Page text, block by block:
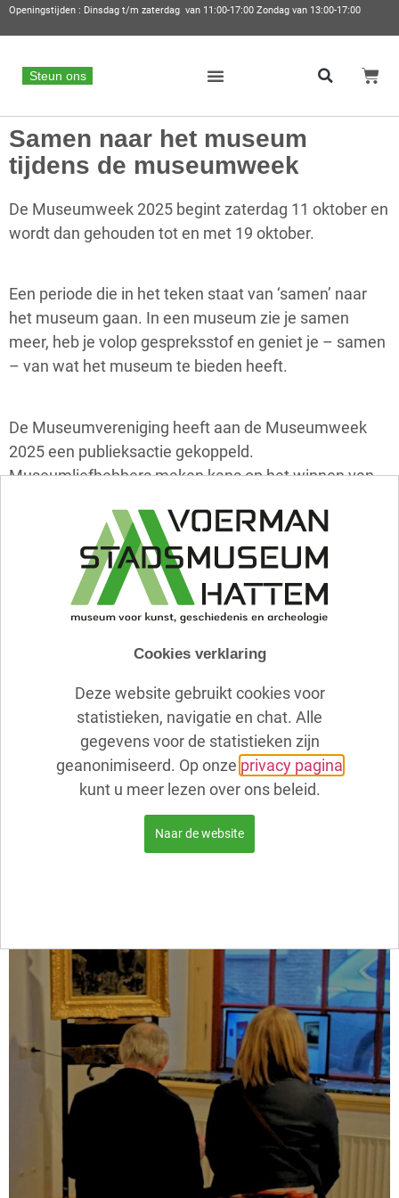
Openingstijden : Dinsdag t/m zaterdag van 11:00-17:00 Zondag van 13:00-17:00
Steun ons
Samen naar het museum
tijdens de museumweek
De Museumweek 2025 begint zaterdag 11 oktober en
wordt dan gehouden tot en met 19 oktober.
Een periode die in het teken staat van ‘samen’ naar
het museum gaan. In een museum zie je samen
meer, heb je volop gespreksstof en geniet je – samen
– van wat het museum te bieden heeft.
De Museumvereniging heeft aan de Museumweek
2025 een publieksactie gekoppeld.
Museumliefhebbers maken kans op het winnen van
Dan kun je een jaar lang samen het museum
bezoeken.
Om kans te maken hierop moet je naar het
Instagramkanaal
gaan. Meedoen is eenvoudig:
Museumweek naar het museum gaan, volgen
@museumkaarten taggen het museum van hun
Bijvoorbeeld
Cookies verklaring
Deze website gebruikt cookies voor
statistieken, navigatie en chat. Alle
gegevens voor de statistieken zijn
geanonimiseerd. Op onze privacy pagina
kunt u meer lezen over ons beleid.
Naar de website